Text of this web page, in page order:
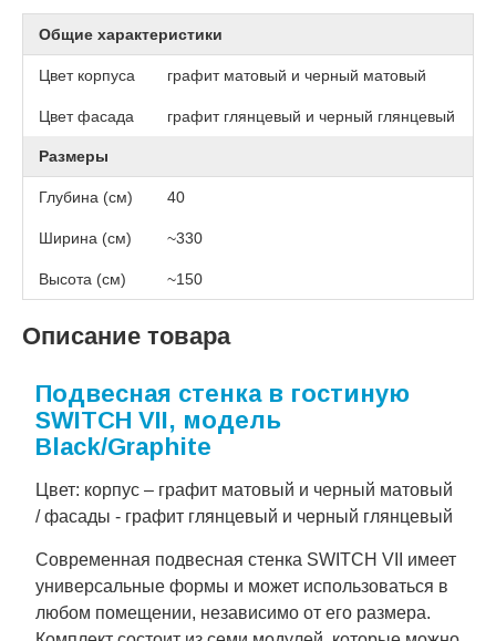
Общие характеристики
Цвет корпуса графит матовый и черный матовый
Цвет фасада графит глянцевый и черный глянцевый
Размеры
Глубина (см) 40
Ширина (см) ~330
Высота (см) ~150
Описание товара
Подвесная стенка в гостиную
SWITCH VII, модель
Black/Graphite
Цвет: корпус – графит матовый и черный матовый
/ фасады - графит глянцевый и черный глянцевый
Современная подвесная стенка SWITCH VII имеет
универсальные формы и может использоваться в
любом помещении, независимо от его размера.